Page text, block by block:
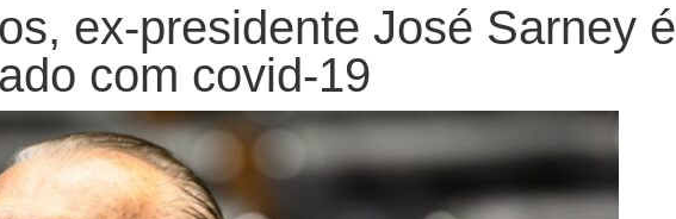
ex-presidente José Sarney é
com covid-19